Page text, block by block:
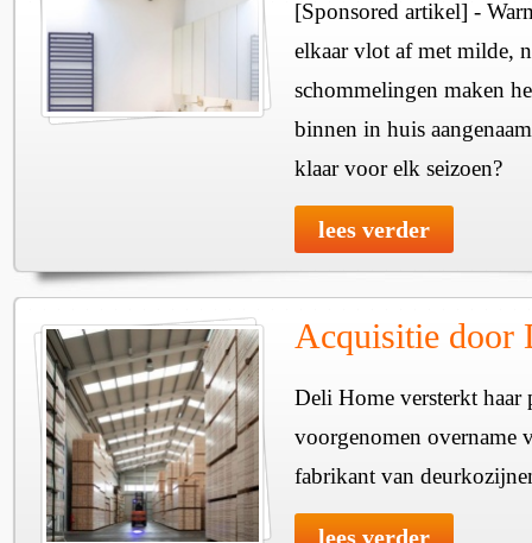
[Sponsored artikel] -
elkaar vlot af met milde,
schommelingen maken
binnen in huis
klaar voor elk seizoen?
lees verder
Acquisitie door
Deli Home versterkt haar
voorgenomen overname
fabrikant van
lees verder